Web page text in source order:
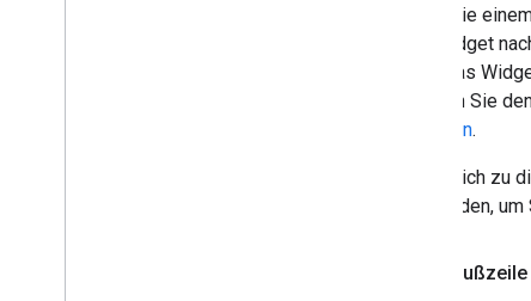
Wenn Sie
das Widget
dass das
müssen Sie
erstellen.
Zusätzlich zu
verwenden,
Feste Fußzeile